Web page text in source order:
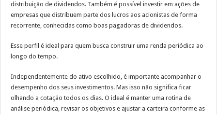
distribuição de dividendos. Também é possível investir em ações de
empresas que distribuem parte dos lucros aos acionistas de forma
recorrente, conhecidas como boas pagadoras de dividendos.
Esse perfil é ideal para quem busca construir uma renda periódica ao
longo do tempo.
Independentemente do ativo escolhido, é importante acompanhar o
desempenho dos seus investimentos. Mas isso não significa ficar
olhando a cotação todos os dias. O ideal é manter uma rotina de
análise periódica, revisar os objetivos e ajustar a carteira conforme as